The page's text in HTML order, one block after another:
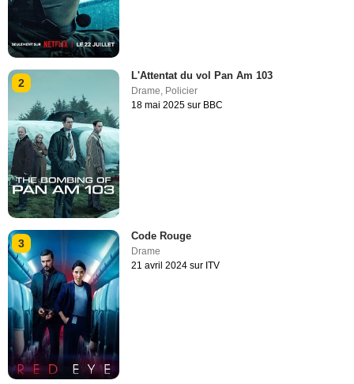
2
L'Attentat du vol Pan Am 103
Drame, Policier
18 mai 2025 sur BBC
3
Code Rouge
Drame
21 avril 2024 sur ITV